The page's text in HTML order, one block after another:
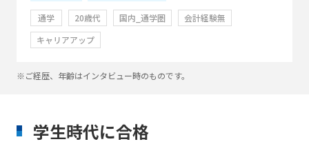
通学 20歳代 国内_通学圏
会計経験無
キャリアアップ
※ご経歴、年齢はインタビュー時のものです。
学生時代に合格